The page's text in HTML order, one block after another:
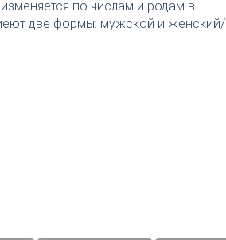
по числам и родам в
две формы: мужской и женский/